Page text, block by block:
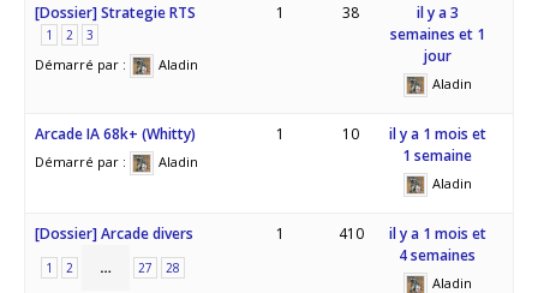
[Dossier] Strategie RTS
1 2 3
Démarré par : Aladin
1 38
il y a 3
semaines et 1
jour
Aladin
Arcade IA 68k+ (Whitty)
Démarré par : Aladin
1 10
il y a 1 mois et
1 semaine
Aladin
[Dossier] Arcade divers
1 2 … 27 28
1 410
il y a 1 mois et
4 semaines
Aladin